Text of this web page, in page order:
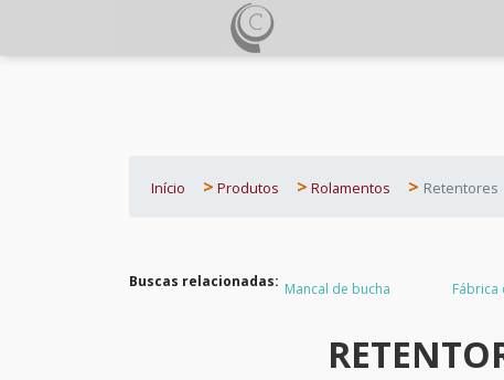
Início Produtos Rolamentos Retentores
Buscas relacionadas: Mancal de bucha